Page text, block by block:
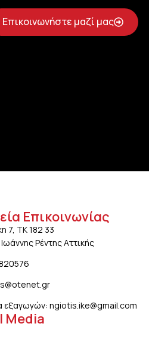
Επικοινωνήστε μαζί μας
Επικοινωνίας
7, ΤΚ 182 33
Ρέντης Αττικής
εξαγωγών: ngiotis.ike@gmail.com
Media